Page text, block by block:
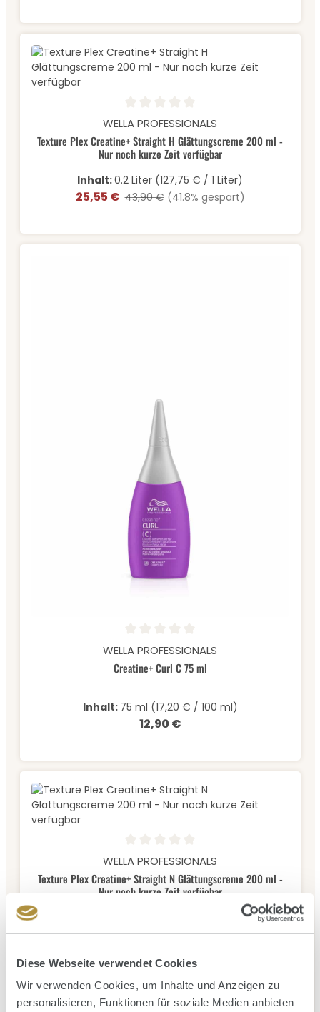
Diese Webseite verwendet Cookies
Wir verwenden Cookies, um Inhalte und Anzeigen zu
personalisieren, Funktionen für soziale Medien anbieten
Durchschnittliche Bewertung von 0 von 5 Sternen
WELLA PROFESSIONALS
Texture Plex Creatine+ Straight H Glättungscreme 200 ml -
Nur noch kurze Zeit verfügbar
Inhalt:0.2 Liter (127,75 € / 1 Liter)
Verkaufspreis:
25,55 € Regulärer Preis:
43,90 € (41.8% gespart)
Durchschnittliche Bewertung von 0 von 5 Sternen
WELLA PROFESSIONALS
Creatine+ Curl C 75 ml
Inhalt: 75 ml (17,20 € / 100 ml)
Regulärer Preis:
12,90 €
Durchschnittliche Bewertung von 0 von 5 Sternen
WELLA PROFESSIONALS
Texture Plex Creatine+ Straight N Glättungscreme 200 ml -
Nur noch kurze Zeit verfügbar
(127,75 € / 1 Liter)
Verkaufspreis:
25,55 € Regulärer Preis:
43,90 € (41.8% gespart)